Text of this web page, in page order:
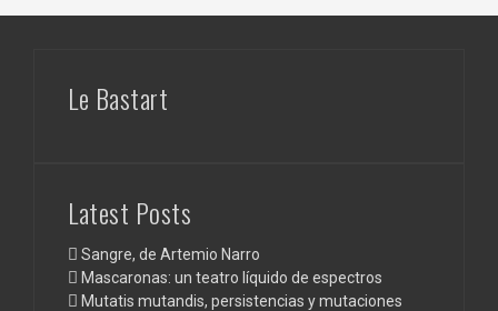
Le Bastart
Latest Posts
Sangre, de Artemio Narro
Mascaronas: un teatro líquido de espectros
Mutatis mutandis, persistencias y mutaciones